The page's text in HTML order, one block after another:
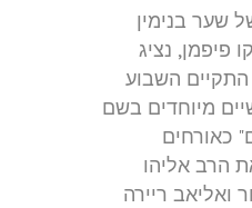
שער בנימין
פיפמן, נציג
מיה "360, התקיים השבוע
מיוחדים בשם
כאורחים
הרב אליהו
ואליאב ריירה